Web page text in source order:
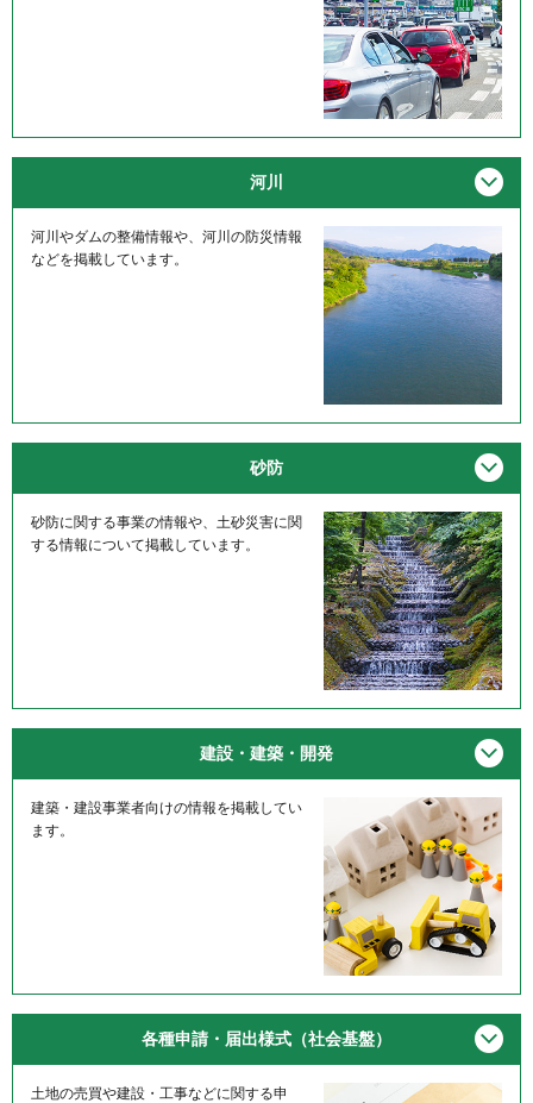
河川
河川やダムの整備情報や、河川の防災情報
などを掲載しています。
砂防
砂防に関する事業の情報や、土砂災害に関
する情報について掲載しています。
建設・建築・開発
建築・建設事業者向けの情報を掲載してい
ます。
各種申請・届出様式（社会基盤）
土地の売買や建設・工事などに関する申